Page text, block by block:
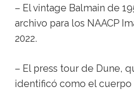
– El vintage Balmain de
archivo para los NAACP
2022.
– El press tour de Dune,
identificó como el cuerpo